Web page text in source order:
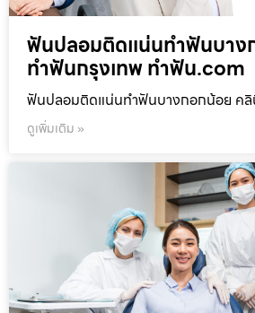
ฟันปลอมติดแน่นทำฟันบาง
ทำฟันกรุงเทพ ทำฟัน.com
ฟันปลอมติดแน่นทำฟันบางกอกน้อย ค
ดูเพิ่มเติม »